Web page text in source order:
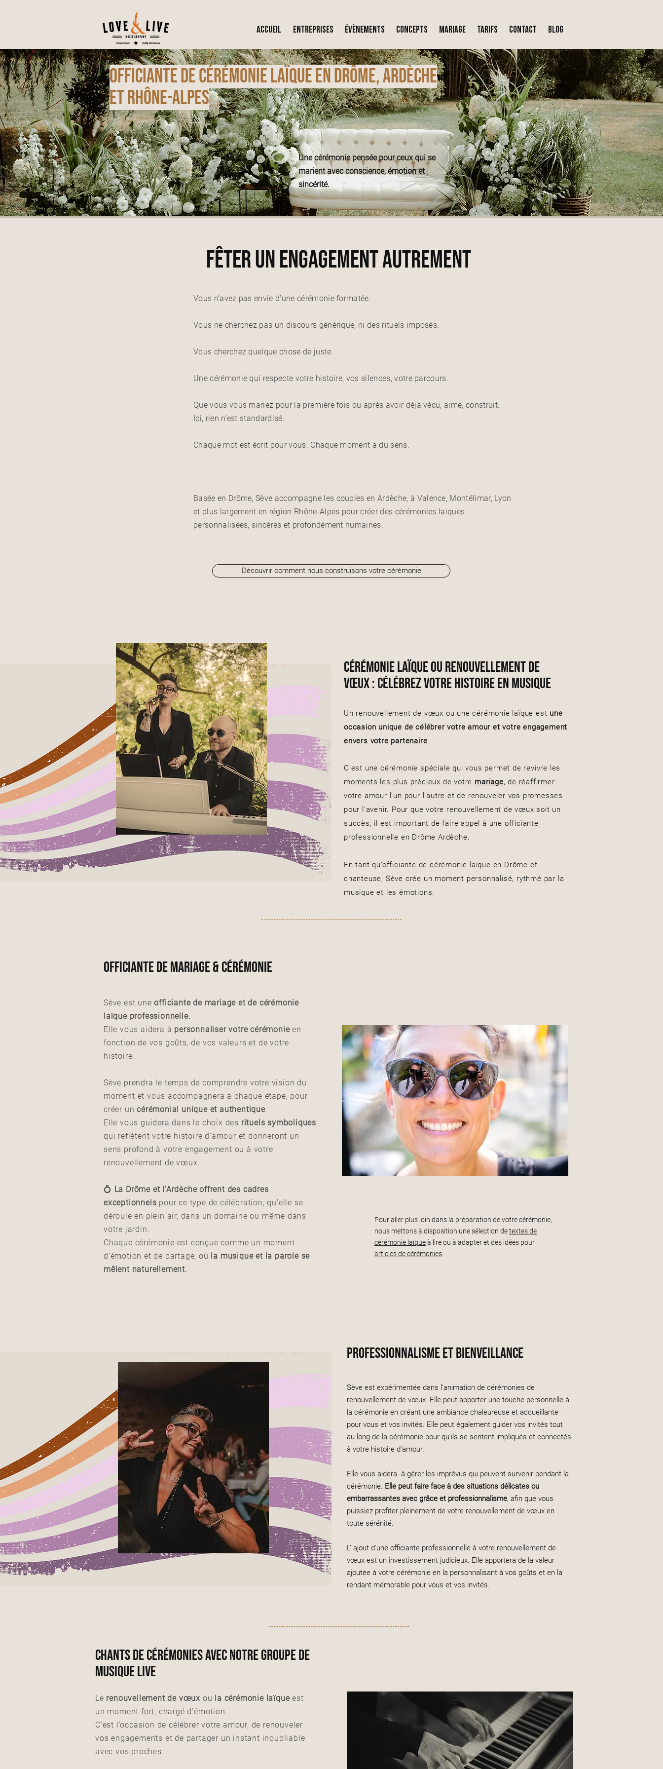
ACCUEIL ENTREPRISES Évènements CONCEPTS MARIAGE TARIFS CONTACT Blog
Officiante de cérémonie laïque en Drôme, Ardèche
et Rhône-Alpes
Une cérémonie pensée pour ceux qui se
marient avec conscience, émotion et
sincérité.
Fêter un engagement autrement
Vous n’avez pas envie d’une cérémonie formatée.
Vous ne cherchez pas un discours générique, ni des rituels imposés.
Vous cherchez quelque chose de juste.
Une cérémonie qui respecte votre histoire, vos silences, votre parcours.
Que vous vous mariez pour la première fois ou après avoir déjà vécu, aimé, construit.
Ici, rien n’est standardisé.
Chaque mot est écrit pour vous. Chaque moment a du sens.
​Basée en Drôme, Sève accompagne les couples en Ardèche, à Valence, Montélimar, Lyon
et plus largement en région Rhône-Alpes pour créer des cérémonies laïques
personnalisées, sincères et profondément humaines.
Découvrir comment nous construisons votre cérémonie
Cérémonie laïque ou renouvellement de
vœux : célébrez votre histoire en musique
Un renouvellement de vœux ou une cérémonie laïque est une
occasion unique de célébrer votre amour et votre engagement
envers votre partenaire.
C'est une cérémonie spéciale qui vous permet de revivre les
moments les plus précieux de votre mariage, de réaffirmer
votre amour l'un pour l'autre et de renouveler vos promesses
pour l'avenir. Pour que votre renouvellement de vœux soit un
succès, il est important de faire appel à une officiante
professionnelle en Drôme Ardèche.
En tant qu’officiante de cérémonie laïque en Drôme et
chanteuse, Sève crée un moment personnalisé, rythmé par la
musique et les émotions.
OFFICIANTE DE MARIAGE & cérémonie
Sève est uneofficiante de mariage et de cérémonie
laïque professionnelle.
Elle vous aidera à personnaliser votre cérémonieen
fonction de vos goûts, de vos valeurs et de votre
histoire.
Sève prendra le temps de comprendre votre vision du
moment et vous accompagnera à chaque étape, pour
créer uncérémonial unique et authentique.
Elle vous guidera dans le choix des rituels symboliques
qui reflètent votre histoire d’amour et donneront un
sens profond à votre engagement ou à votre
renouvellement de vœux.
💍 La Drôme et l’Ardèche offrent des cadres
exceptionnels pour ce type de célébration, qu’elle se
déroule en plein air, dans un domaine ou même dans
votre jardin.
Chaque cérémonie est conçue comme un moment
d’émotion et de partage, où la musique et la parole se
mêlent naturellement.
Pour aller plus loin dans la préparation de votre cérémonie,
nous mettons à disposition une sélection detextes de
cérémonie laïqueà lire ou à adapter et des idées pour
articles de cérémonies
professionnalisme et bienveillance
Sève est expérimentée dans l'animation de cérémonies de
renouvellement de vœux. Elle peut apporter une touche personnelle à
la cérémonie en créant une ambiance chaleureuse et accueillante
pour vous et vos invités. Elle peut également guider vos invités tout
au long de la cérémonie pour qu'ils se sentent impliqués et connectés
à votre histoire d'amour.
Elle vous aidera à gérer les imprévus qui peuvent survenir pendant la
cérémonie. Elle peut faire face à des situations délicates ou
embarrassantes avec grâce et professionnalisme, afin que vous
puissiez profiter pleinement de votre renouvellement de vœux en
toute sérénité.
L’ ajout d'une officiante professionnelle à votre renouvellement de
vœux est un investissement judicieux. Elle apportera de la valeur
ajoutée à votre cérémonie en la personnalisant à vos goûts et en la
rendant mémorable pour vous et vos invités.
chants de cérémonies avec notre groupe de
musique LIVE
Le renouvellement de vœux ou la cérémonie laïqueest
un moment fort, chargé d’émotion.
C’est l’occasion de célébrer votre amour, de renouveler
vos engagements et de partager un instant inoubliable
avec vos proches.